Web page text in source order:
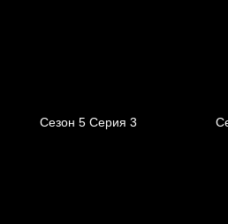
Сезон 5 Серия 3